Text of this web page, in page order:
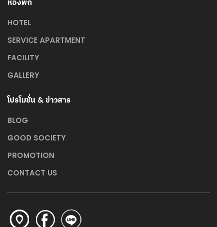
HOTEL
SERVICE APARTMENT
FACILITY
GALLERY
โปรโมชั่น & ข่าวสาร
BLOG
GOOD SOCIETY
PROMOTION
CONTACT US